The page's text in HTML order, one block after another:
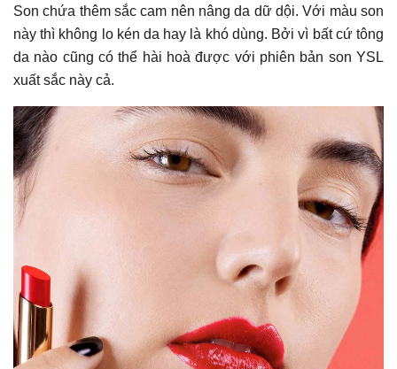
Son chứa thêm sắc cam nên nâng da dữ dội. Với màu son
này thì không lo kén da hay là khó dùng. Bởi vì bất cứ tông
da nào cũng có thể hài hoà được với phiên bản son YSL
xuất sắc này cả.